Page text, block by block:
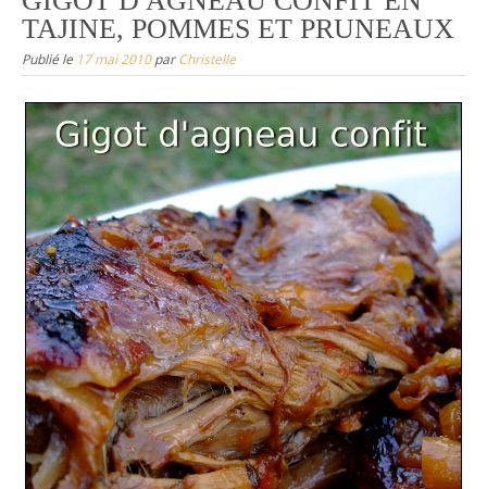
TAJINE, POMMES ET PRUNEAUX
Publié le 17 mai 2010parChristelle